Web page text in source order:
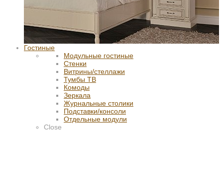
Гостиные
Модульные гостиные
Стенки
Витрины/стеллажи
Тумбы ТВ
Комоды
Зеркала
Журнальные столики
Подставки/консоли
Отдельные модули
Close